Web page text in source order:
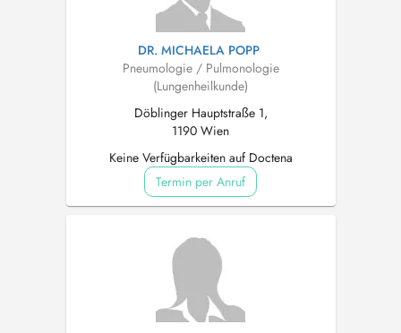
DR. MICHAELA POPP
Pneumologie / Pulmonologie
(Lungenheilkunde)
Döblinger Hauptstraße 1,
1190 Wien
Keine Verfügbarkeiten auf Doctena
Termin per Anruf